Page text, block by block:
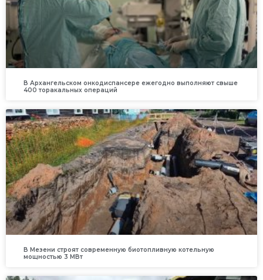
В Архангельском онкодиспансере ежегодно выполняют свыше
400 торакальных операций
В Мезени строят современную биотопливную котельную
мощностью 3 МВт